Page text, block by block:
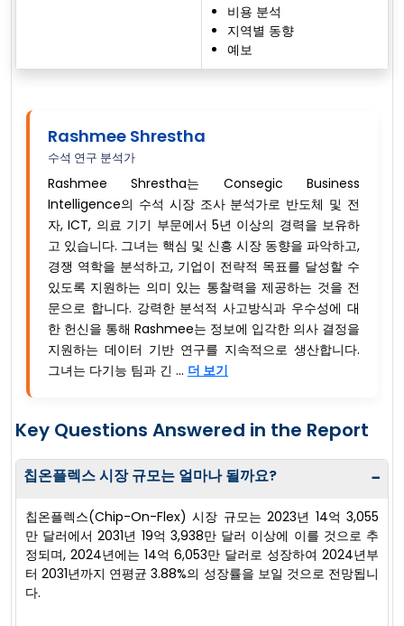
비용 분석
지역별 동향
예보
Rashmee Shrestha
수석 연구 분석가
Rashmee Shrestha는 Consegic Business
Intelligence의 수석 시장 조사 분석가로 반도체 및 전
자, ICT, 의료 기기 부문에서 5년 이상의 경력을 보유하
고 있습니다. 그녀는 핵심 및 신흥 시장 동향을 파악하고,
경쟁 역학을 분석하고, 기업이 전략적 목표를 달성할 수
있도록 지원하는 의미 있는 통찰력을 제공하는 것을 전
문으로 합니다. 강력한 분석적 사고방식과 우수성에 대
한 헌신을 통해 Rashmee는 정보에 입각한 의사 결정을
지원하는 데이터 기반 연구를 지속적으로 생산합니다.
그녀는 다기능 팀과 긴 ... 더 보기
Key Questions Answered in the Report
칩온플렉스 시장 규모는 얼마나 될까요? −
칩온플렉스(Chip-On-Flex) 시장 규모는 2023년 14억 3,055
만 달러에서 2031년 19억 3,938만 달러 이상에 이를 것으로 추
정되며, 2024년에는 14억 6,053만 달러로 성장하여 2024년부
터 2031년까지 연평균 3.88%의 성장률을 보일 것으로 전망됩니
다.